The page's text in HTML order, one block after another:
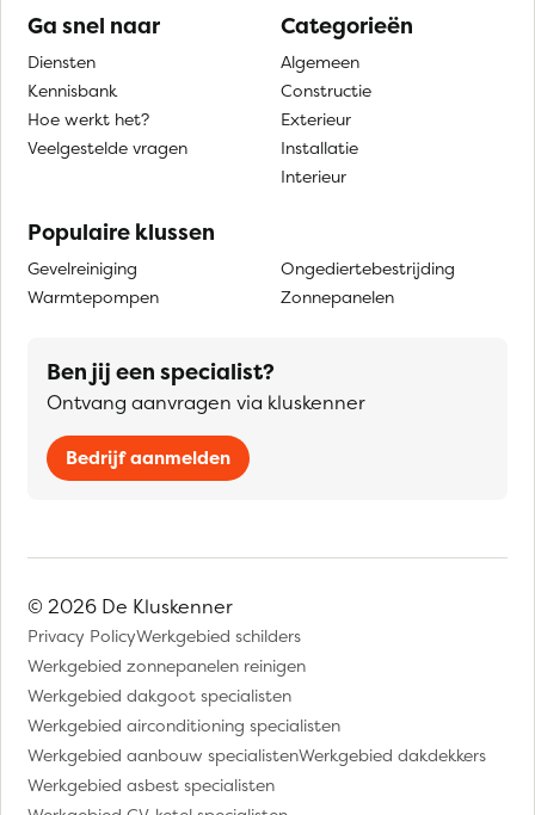
Ga snel naar
Diensten
Kennisbank
Hoe werkt het?
Veelgestelde vragen
Categorieën
Algemeen
Constructie
Exterieur
Installatie
Interieur
Populaire klussen
Gevelreiniging
Warmtepompen
Ongediertebestrijding
Zonnepanelen
Ben jij een specialist?
Ontvang aanvragen via kluskenner
Bedrijf aanmelden
© 2026 De Kluskenner
Privacy PolicyWerkgebied schilders
Werkgebied zonnepanelen reinigen
Werkgebied dakgoot specialisten
Werkgebied airconditioning specialisten
Werkgebied aanbouw specialistenWerkgebied dakdekkers
Werkgebied asbest specialisten